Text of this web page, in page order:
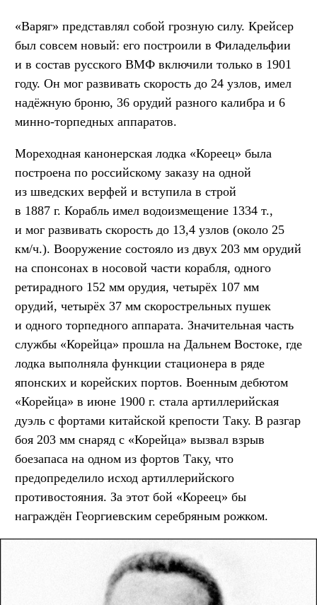
«Варяг» представлял собой грозную силу. Крейсер
был совсем новый: его построили в Филадельфии
и в состав русского ВМФ включили только в 1901
году. Он мог развивать скорость до 24 узлов, имел
надёжную броню, 36 орудий разного калибра и 6
минно-торпедных аппаратов.
Мореходная канонерская лодка «Кореец» была
построена по российскому заказу на одной
из шведских верфей и вступила в строй
в 1887 г. Корабль имел водоизмещение 1334 т.,
и мог развивать скорость до 13,4 узлов (около 25
км/ч.). Вооружение состояло из двух 203 мм орудий
на спонсонах в носовой части корабля, одного
ретирадного 152 мм орудия, четырёх 107 мм
орудий, четырёх 37 мм скорострельных пушек
и одного торпедного аппарата. Значительная часть
службы «Корейца» прошла на Дальнем Востоке, где
лодка выполняла функции стационера в ряде
японских и корейских портов. Военным дебютом
«Корейца» в июне 1900 г. стала артиллерийская
дуэль с фортами китайской крепости Таку. В разгар
боя 203 мм снаряд с «Корейца» вызвал взрыв
боезапаса на одном из фортов Таку, что
предопределило исход артиллерийского
противостояния. За этот бой «Кореец» бы
награждён Георгиевским серебряным рожком.